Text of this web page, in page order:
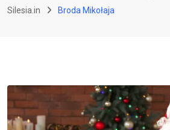
Silesia.in Broda Mikołaja